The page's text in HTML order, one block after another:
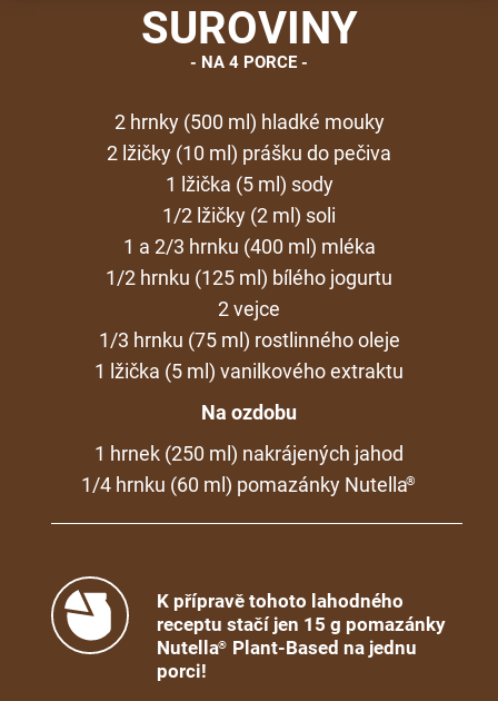
SUROVINY
NA 4 PORCE
2 hrnky (500 ml) hladké mouky
2 lžičky (10 ml) prášku do pečiva
1 lžička (5 ml) sody
1/2 lžičky (2 ml) soli
1 a 2/3 hrnku (400 ml) mléka
1/2 hrnku (125 ml) bílého jogurtu
2 vejce
1/3 hrnku (75 ml) rostlinného oleje
1 lžička (5 ml) vanilkového extraktu
Na ozdobu
1 hrnek (250 ml) nakrájených jahod
1/4 hrnku (60 ml) pomazánky Nutella®
K přípravě tohoto lahodného
receptu stačí jen 15 g pomazánky
Nutella® Plant-Based na jednu
porci!